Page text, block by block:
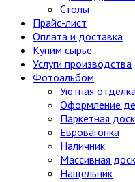
Столы
Прайс-лист
Оплата и доставка
Купим сырье
Услуги производства
Фотоальбом
Уютная
Оформление
Паркетная
Евровагонка
Наличник
Массивная
Нащельник